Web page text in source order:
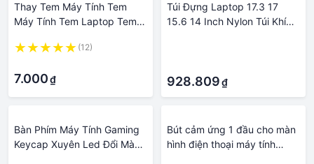
Thay Tem Máy Tính Tem
Máy Tính Tem Laptop Tem
Thế Hệ 4 5
(12)
7.000₫
Túi Đựng Laptop 17.3 17
15.6 14 Inch Nylon Túi Khí
Xách Tay
928.809₫
Bàn Phím Máy Tính Gaming
Keycap Xuyên Led Đổi Màu
Bút cảm ứng 1 đầu cho màn
hình điện thoại máy tính